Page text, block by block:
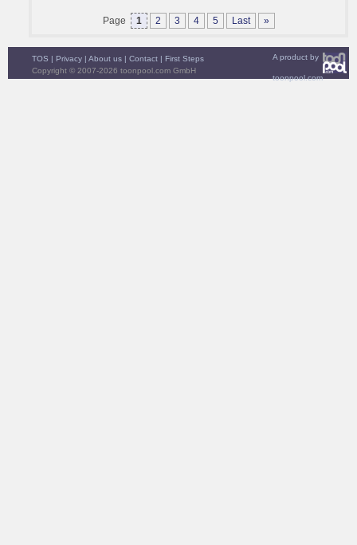
Page 1 2 3 4 5 Last »
A product by
toonpool.com
TOS | Privacy | About us | Contact | First Steps
Copyright © 2007-2026 toonpool.com GmbH